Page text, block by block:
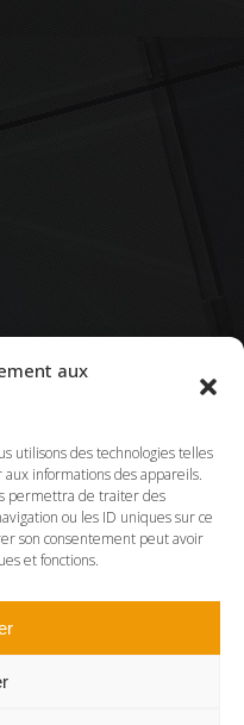
aux
utilisons des technologies telles
informations des appareils.
permettra de traiter des
ou les ID uniques sur ce
son consentement peut avoir
et fonctions.
de 70m2
de 40m2
d’un